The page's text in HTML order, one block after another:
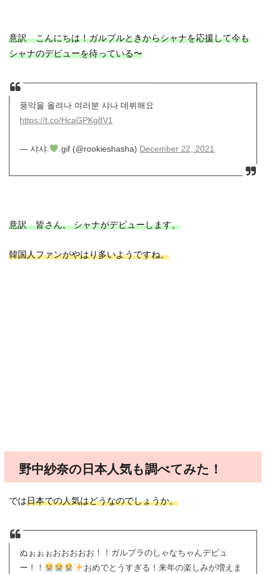
意訳 こんにちは！ガルプルときからシャナを応援して今も
シャナのデビューを待っている〜
풍악을 올려나 여러분 샤나 데뷔해요
https://t.co/HcaGPKg8V1
— 샤샤. .gif (@rookieshasha) December 22, 2021
意訳 皆さん。 シャナがデビューします。
韓国人ファンがやはり多いようですね。
野中紗奈の日本人気も調べてみた！
では日本での人気はどうなのでしょうか。
ぬぉぉぉおおおおお！！ガルプラのしゃなちゃんデビュ
ー！！
おめでとうすぎる！来年の楽しみが増えま